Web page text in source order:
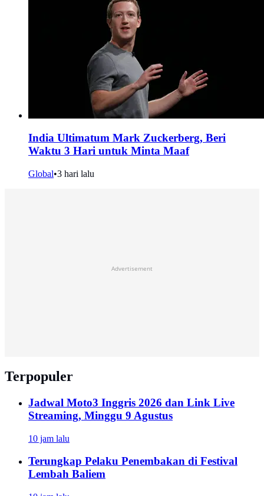
India Ultimatum Mark Zuckerberg, Beri
Waktu 3 Hari untuk Minta Maaf
Global•3 hari lalu
Advertisement
Terpopuler
Jadwal Moto3 Inggris 2026 dan Link Live
Streaming, Minggu 9 Agustus
10 jam lalu
Terungkap Pelaku Penembakan di Festival
Lembah Baliem